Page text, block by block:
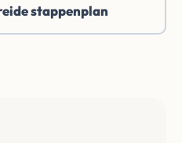
stappenplan